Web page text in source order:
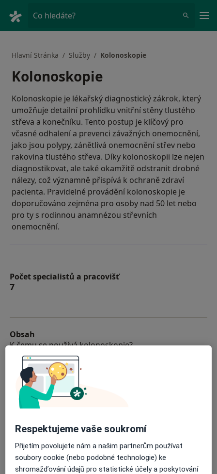
Co hledáte?
Hlavní Stránka Služby Kolonoskopie
Kolonoskopie
Kolonoskopie je lékařský diagnostický zákrok, který
umožňuje detailní prohlídku vnitřní stěny tlustého
střeva a konečníku. Tento postup je klíčový pro
včasné odhalení a prevenci závažných onemocnění,
jako jsou polypy, zánětlivá onemocnění střev nebo
rakovina tlustého střeva. Díky kolonoskopii lze nejen
diagnostikovat, ale také okamžitě odstranit drobné
nálezy, což významně přispívá k ochraně zdraví
pacienta. Pravidelné provádění kolonoskopie je
doporučováno zejména pro osoby nad 50 let nebo
pro ty s rodinnou anamnézou střevních
onemocnění.
Počet specialistů a pracovišť
7
Obsah
K čemu se používá kolonoskopie?
Jak probíhá kolonoskopie?
Jak dlouho trvá kolonoskopie?
Jak se připravit na kolonoskopii?
Kolonoskopie: Doporučení specialisté a centra
Často kladené otázky
Respektujeme vaše soukromí
Přijetím povolujete nám a našim partnerům používat
soubory cookie (nebo podobné technologie) ke
shromažďování údajů pro statistické účely a poskytování